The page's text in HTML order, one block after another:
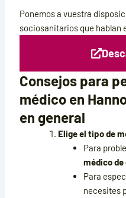
Ponemos a vuestra
sociosanitarios que hablan
Consejos para
médico en
en general
Elige el tipo de
Para
médico
Para
necesites